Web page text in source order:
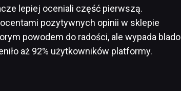
lepiej oceniali część pierwszą.
pozytywnych opinii w sklepie
powodem do radości, ale wypada blado
aż 92% użytkowników platformy.